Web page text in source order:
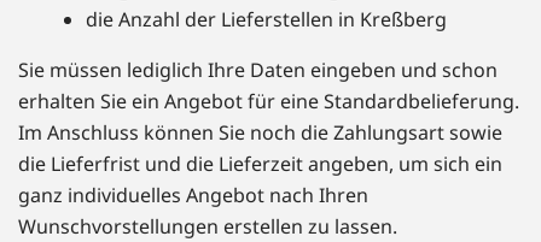
die Anzahl der Lieferstellen in Kreßberg
Sie müssen lediglich Ihre Daten eingeben und schon
erhalten Sie ein Angebot für eine Standardbelieferung.
Im Anschluss können Sie noch die Zahlungsart sowie
die Lieferfrist und die Lieferzeit angeben, um sich ein
ganz individuelles Angebot nach Ihren
Wunschvorstellungen erstellen zu lassen.